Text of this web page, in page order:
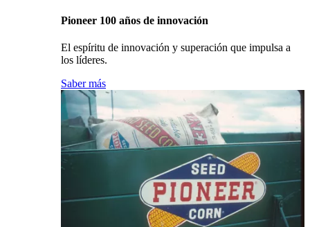
Pioneer 100 años de innovación
El espíritu de innovación y superación que impulsa a
los líderes.
Saber más